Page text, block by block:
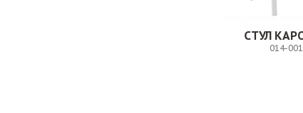
СТУЛ
014-001